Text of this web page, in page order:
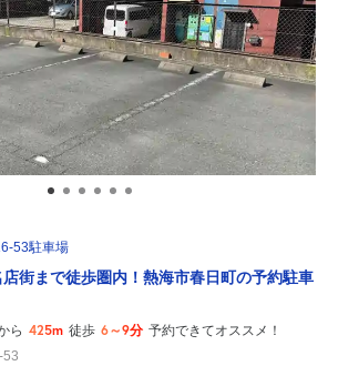
53駐車場
街まで徒歩圏内！熱海市春日町の予約駐車
ら 425m 徒歩 6～9分 予約できてオススメ！
53